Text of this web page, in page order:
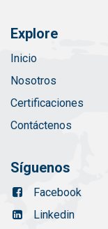
Explore
Inicio
Nosotros
Certificaciones
Contáctenos
Síguenos
Facebook
Linkedin